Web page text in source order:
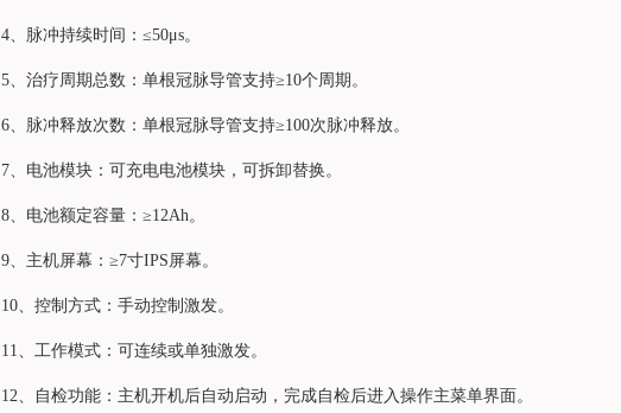
4、脉冲持续时间：≤50μs。
5、治疗周期总数：单根冠脉导管支持≥10个周期。
6、脉冲释放次数：单根冠脉导管支持≥100次脉冲释放。
7、电池模块：可充电电池模块，可拆卸替换。
8、电池额定容量：≥12Ah。
9、主机屏幕：≥7寸IPS屏幕。
10、控制方式：手动控制激发。
11、工作模式：可连续或单独激发。
12、自检功能：主机开机后自动启动，完成自检后进入操作主菜单界面。